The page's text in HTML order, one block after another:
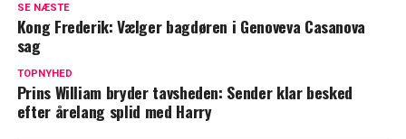
overraskende beslutning skaber debat
Joachim?
SE NÆSTE
Kong Frederik: Vælger bagdøren i Genoveva Casanova
sag
TOPNYHED
Prins William bryder tavsheden: Sender klar besked
efter årelang splid med Harry